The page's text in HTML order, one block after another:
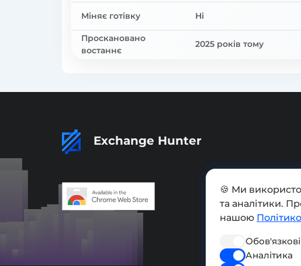
Міняє готівку Ні
Проскановано
востаннє
2025 років тому
Exchange Hunter
🍪 Ми
та аналітики.
нашою
Обов'язкові
Аналітика